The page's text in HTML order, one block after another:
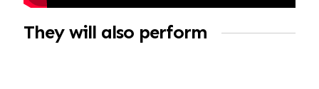
They will also perform